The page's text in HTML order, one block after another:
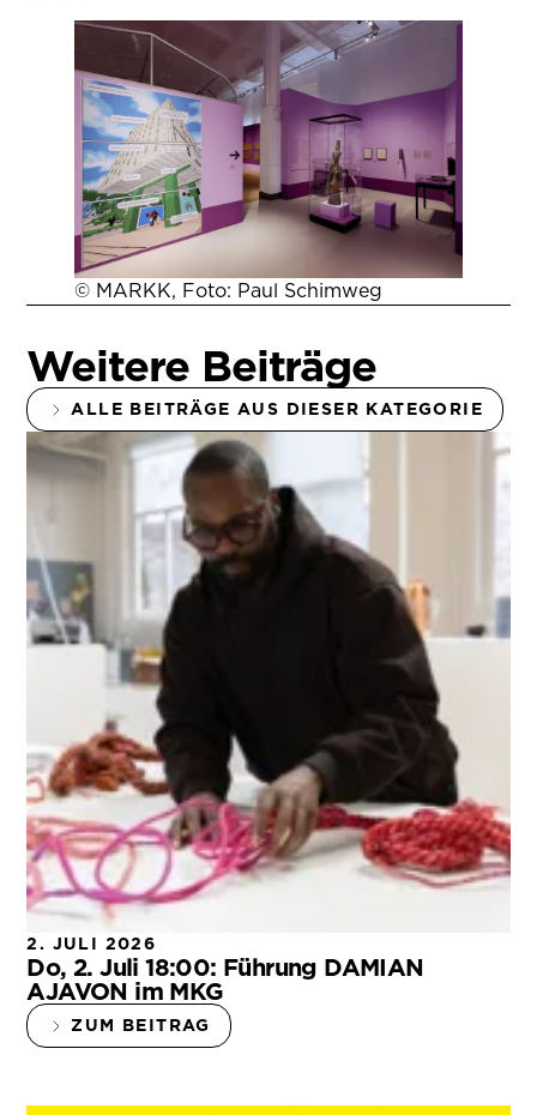
© MARKK, Foto: Paul Schimweg
Weitere Beiträge
ALLE BEITRÄGE AUS DIESER KATEGORIE
2. JULI 2026
Do, 2. Juli 18:00: Führung DAMIAN
AJAVON im MKG
ZUM BEITRAG